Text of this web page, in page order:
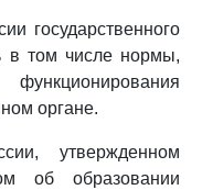
государственного
в том числе нормы,
органе.
утвержденном
об образовании